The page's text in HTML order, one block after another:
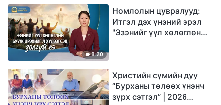
8:20
Номлолын цувралууд:
Итгэл дэх үнэний эрэл
"Эзэнийг үүл хөлөглөн
Христийн сүмийн дуу
“Бурханы төлөөх үнэнч
зүрх сэтгэл” | 2026